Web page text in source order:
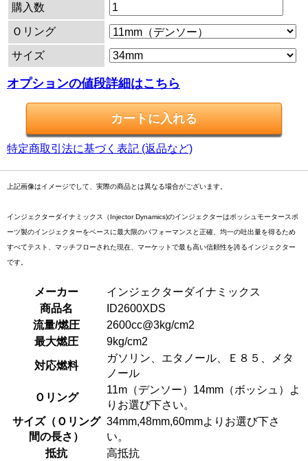
購入数
Ｏリング
サイズ
オプションの値段詳細はこちら
特定商取引法に基づく表記 (返品など)
上記画像はイメージでして、実際の商品とは異なる場合がございます。
インジェクターダイナミックス（Injector Dynamics)のインジェクターはボッシュモータースポ
ーツ製のインジェクターをベースに最大限のパフォーマンスと正確、均一の吐出量を得るため
すべてテスト、マッチフローされた現在、マーケットで最も高い信頼性を誇るインジェクター
です。
メーカー
インジェクターダイナミックス
商品名
ID2600XDS
流量/燃圧
2600cc@3kg/cm2
最大燃圧
9kg/cm2
対応燃料
ガソリン、エタノール、Ｅ８５、メタ
ノール
Ｏリング
11m（デンソー）14mm（ボッシュ）よ
りお選び下さい。
サイズ（Ｏリング
間の長さ）
34mm,48mm,60mmよりお選び下さ
い。
抵抗
高抵抗